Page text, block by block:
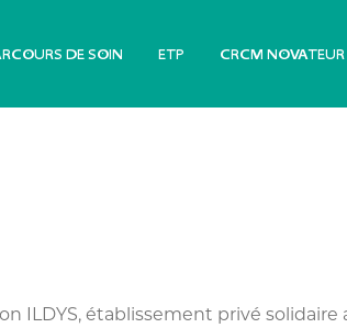
DE SOIN ETP CRCM NOVATEUR
ILDYS, établissement privé